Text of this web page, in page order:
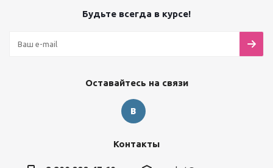
Будьте всегда в курсе!
Оставайтесь на связи
Контакты